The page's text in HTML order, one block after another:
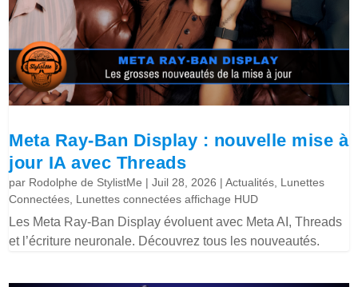
Meta Ray-Ban Display : nouvelle mise à
jour IA avec Threads
par Rodolphe de StylistMe |Juil 28, 2026 |Actualités Lunettes
Connectées Lunettes connectées affichage HUD
Les Meta Ray-Ban Display évoluent avec Meta AI, Threads
et l’écriture neuronale. Découvrez tous les nouveautés.